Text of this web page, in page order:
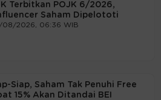
Terbitkan POJK 6/2026,
Saham Dipelototi
08/2026, 06:36 WIB
Siap, Saham Tak Penuhi Free
15% Akan Ditandai BEI